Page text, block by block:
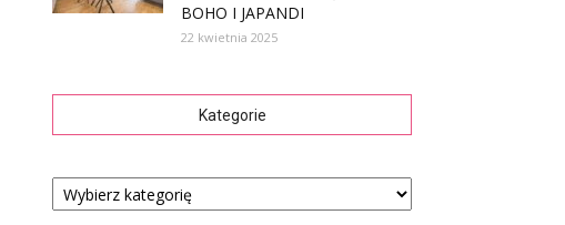
BOHO I JAPANDI
22 kwietnia 2025
Kategorie
Kategorie